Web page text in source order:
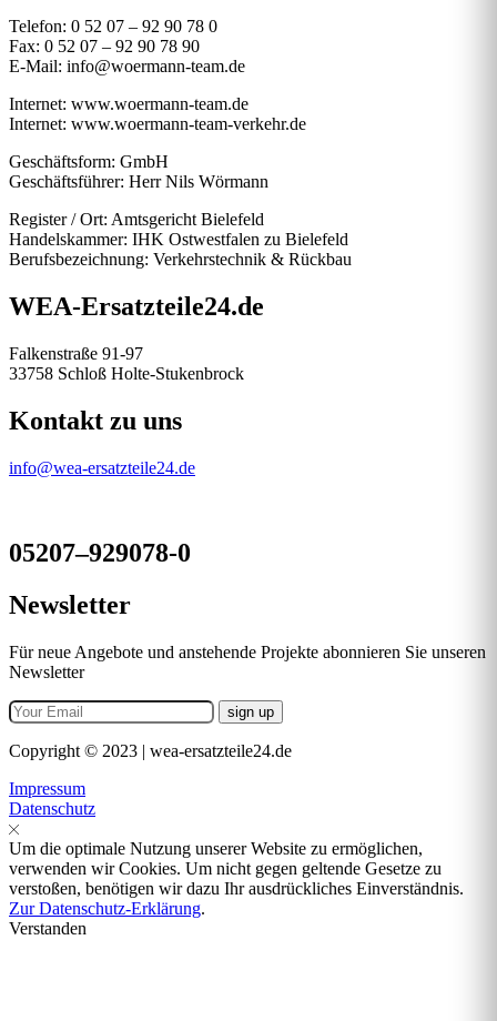
Telefon: 0 52 07 – 92 90 78 0
Fax: 0 52 07 – 92 90 78 90
E-Mail: info@woermann-team.de
Internet: www.woermann-team.de
Internet: www.woermann-team-verkehr.de
Geschäftsform: GmbH
Geschäftsführer: Herr Nils Wörmann
Register / Ort: Amtsgericht Bielefeld
Handelskammer: IHK Ostwestfalen zu Bielefeld
Berufsbezeichnung: Verkehrstechnik & Rückbau
WEA-Ersatzteile24.de
Falkenstraße 91-97
33758 Schloß Holte-Stukenbrock
Kontakt zu uns
info@wea-ersatzteile24.de
05207–929078-0
Newsletter
Für neue Angebote und anstehende Projekte abonnieren Sie unseren
Newsletter
Copyright © 2023 | wea-ersatzteile24.de
Impressum
Datenschutz
Um die optimale Nutzung unserer Website zu ermöglichen,
verwenden wir Cookies. Um nicht gegen geltende Gesetze zu
verstoßen, benötigen wir dazu Ihr ausdrückliches Einverständnis.
Zur Datenschutz-Erklärung.
Verstanden